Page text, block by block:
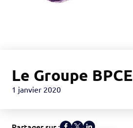
Le Groupe BPCE
1 janvier 2020